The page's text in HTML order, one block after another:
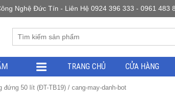
Nghệ Đức Tín - Liên Hệ 0924 396 333 - 0961 483
TRANG CHỦ CỬA HÀNG
đứng 50 lít (ĐT-TB19) / cang-may-danh-bot